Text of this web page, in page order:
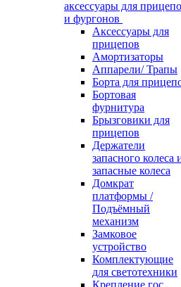
аксессуары для
и фургонов
Аксессуары для
прицепов
Амортизаторы
Аппарели/ Трапы
Борта для
Бортовая
фурнитура
Брызговики для
прицепов
Держатели
запасного колеса
запасные колеса
Домкрат
платформы /
Подъёмный
механизм
Замковое
устройство
Комплектующие
для светотехники
Крепление гос.